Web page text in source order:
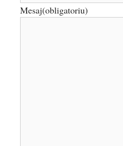
Mesaj(obligatoriu)